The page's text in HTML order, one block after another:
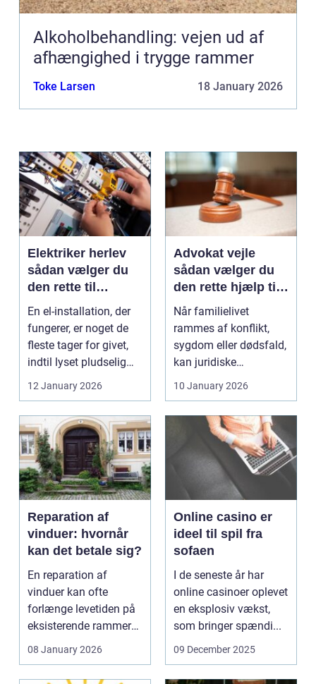
Alkoholbehandling: vejen ud af
afhængighed i trygge rammer
Toke Larsen 18 January 2026
Elektriker herlev
sådan vælger du
den rette til
opgaven
En el-installation, der
fungerer, er noget de
fleste tager for givet,
indtil lyset pludselig
går, el...
12 January 2026
Advokat vejle
sådan vælger du
den rette hjælp til
familien
Når familielivet
rammes af konflikt,
sygdom eller dødsfald,
kan juridiske
spørgsmål hurtigt
vokse si...
10 January 2026
Reparation af
vinduer: hvornår
kan det betale sig?
En reparation af
vinduer kan ofte
forlænge levetiden på
eksisterende rammer
og glas med ...
08 January 2026
Online casino er
ideel til spil fra
sofaen
I de seneste år har
online casinoer oplevet
en eksplosiv vækst,
som bringer spændi...
09 December 2025